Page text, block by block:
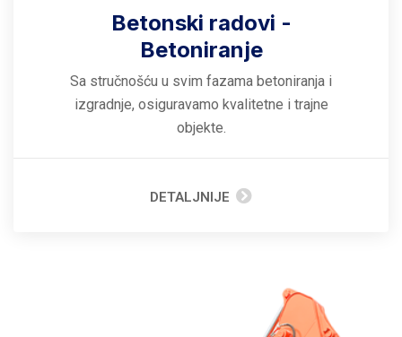
Betonski radovi -
Betoniranje
Sa stručnošću u svim fazama betoniranja i
izgradnje, osiguravamo kvalitetne i trajne
objekte.
DETALJNIJE